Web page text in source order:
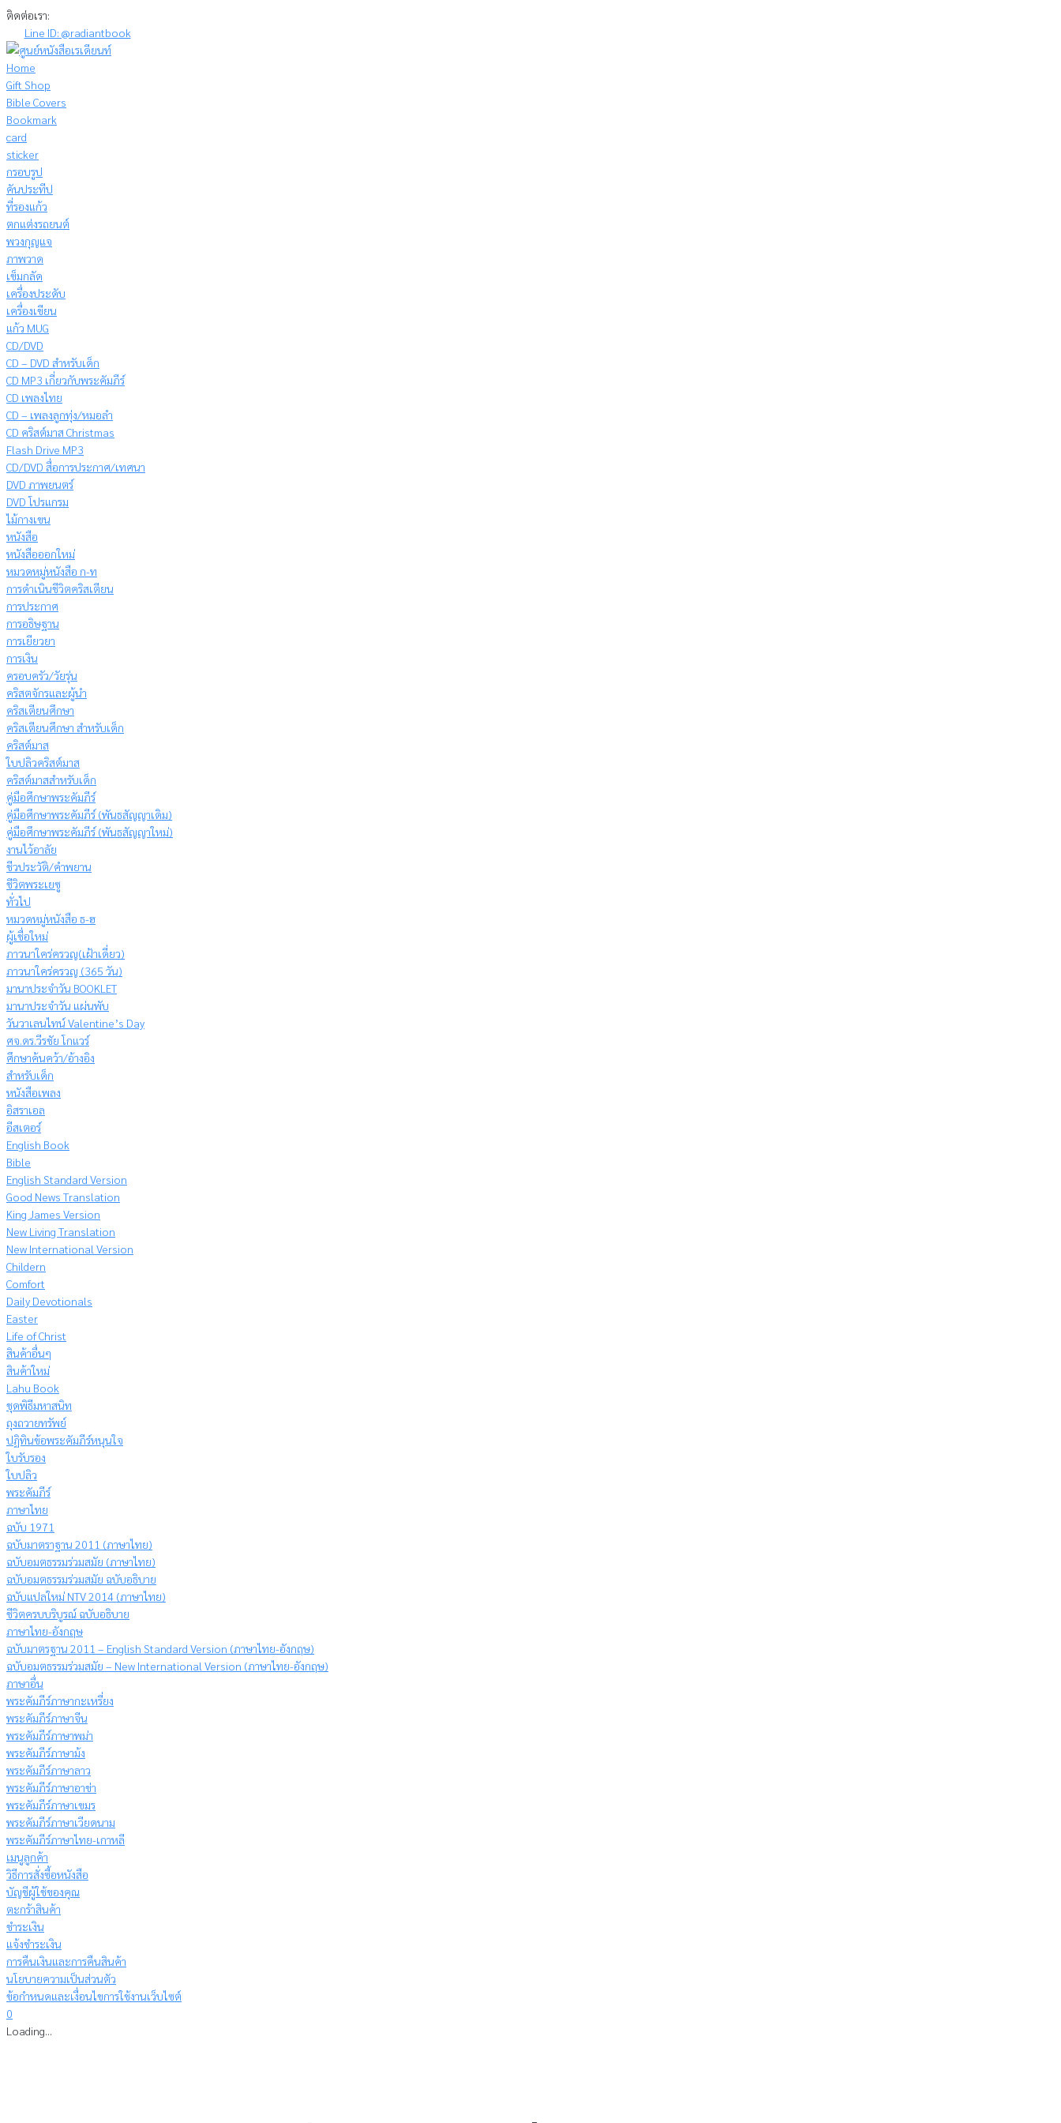
Skip
content
ติดต่อเรา:
Line ID: @radiantbook
Home
Gift Shop
Bible Covers
Bookmark
card
sticker
กรอบรูป
คันประทีป
ที่รองแก้ว
ตกแต่งรถยนต์
พวงกุญแจ
ภาพวาด
เข็มกลัด
เครื่องประดับ
เครื่องเขียน
แก้ว MUG
CD/DVD
CD – DVD สำหรับเด็ก
CD MP3 เกี่ยวกับพระคัมภีร์
CD เพลงไทย
CD – เพลงลูกทุ่ง/หมอลำ
CD คริสต์มาส Christmas
Flash Drive MP3
CD/DVD สื่อการประกาศ/เทศนา
DVD ภาพยนตร์
DVD โปรแกรม
ไม้กางเขน
หนังสือ
หนังสือออกใหม่
หมวดหมู่หนังสือ ก-ท
การดำเนินชีวิตคริสเตียน
การประกาศ
การอธิษฐาน
การเยียวยา
การเงิน
ครอบครัว/วัยรุ่น
คริสตจักรและผู้นำ
คริสเตียนศึกษา
คริสเตียนศึกษา สำหรับเด็ก
คริสต์มาส
ใบปลิวคริสต์มาส
คริสต์มาสสำหรับเด็ก
คู่มือศึกษาพระคัมภีร์
คู่มือศึกษาพระคัมภีร์ (พันธสัญญาเดิม)
คู่มือศึกษาพระคัมภีร์ (พันธสัญญาใหม่)
งานไว้อาลัย
ชีวประวัติ/คำพยาน
ชีวิตพระเยซู
ทั่วไป
หมวดหมู่หนังสือ ธ-ฮ
ผู้เชื่อใหม่
ภาวนาใคร่ครวญ(เฝ้าเดี่ยว)
ภาวนาใคร่ครวญ (365 วัน)
มานาประจำวัน BOOKLET
มานาประจำวัน แผ่นพับ
วันวาเลนไทน์ Valentine’s Day
ศจ.ดร.วีรชัย โกแวร์
ศึกษาค้นคว้า/อ้างอิง
สำหรับเด็ก
หนังสือเพลง
อิสราเอล
อีสเตอร์
English Book
Bible
English Standard Version
Good News Translation
King James Version
New Living Translation
New International Version
Childern
Comfort
Daily Devotionals
Easter
Life of Christ
สินค้าอื่นๆ
สินค้าใหม่
Lahu Book
ชุดพิธีมหาสนิท
ถุงถวายทรัพย์
ปฏิทินข้อพระคัมภีร์หนุนใจ
ใบรับรอง
ใบปลิว
พระคัมภีร์
ภาษาไทย
ฉบับ 1971
ฉบับมาตราฐาน 2011 (ภาษาไทย)
ฉบับอมตธรรมร่วมสมัย (ภาษาไทย)
ฉบับอมตธรรมร่วมสมัย ฉบับอธิบาย
ฉบับแปลใหม่ NTV 2014 (ภาษาไทย)
ชีวิตครบบริบูรณ์ ฉบับอธิบาย
ภาษาไทย-อังกฤษ
ฉบับมาตรฐาน 2011 – English Standard Version (ภาษาไทย-อังกฤษ)
ฉบับอมตธรรมร่วมสมัย – New International Version (ภาษาไทย-อังกฤษ)
ภาษาอื่น
พระคัมภีร์ภาษากะเหรี่ยง
พระคัมภีร์ภาษาจีน
พระคัมภีร์ภาษาพม่า
พระคัมภีร์ภาษาม้ง
พระคัมภีร์ภาษาลาว
พระคัมภีร์ภาษาอาข่า
พระคัมภีร์ภาษาเขมร
พระคัมภีร์ภาษาเวียดนาม
พระคัมภีร์ภาษาไทย-เกาหลี
เมนูลูกค้า
วิธีการสั่งซื้อหนังสือ
บัญชีผู้ใช้ของคุณ
ตะกร้าสินค้า
ชำระเงิน
แจ้งชำระเงิน
การคืนเงินและการคืนสินค้า
นโยบายความเป็นส่วนตัว
ข้อกำหนดและเงื่อนไขการใช้งานเว็บไซต์
0
Loading...